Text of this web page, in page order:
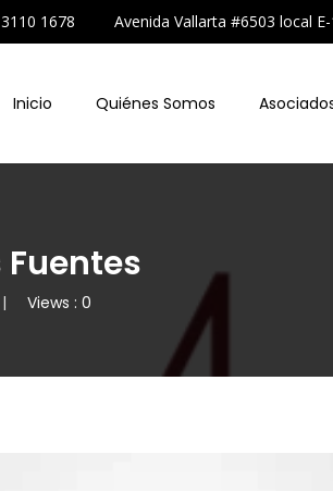
3110 1678 Avenida Vallarta #6503 local E-
Inicio Quiénes Somos
Fuentes
Views : 0